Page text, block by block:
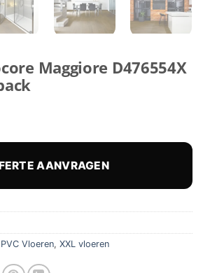
Maggiore D476554X
AANVRAGEN
PVC Vloeren, XXL vloeren